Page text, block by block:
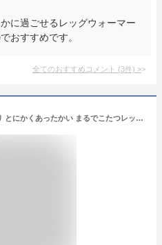
に過ごせるレッグウォーマー
おすすめです。
全てのおすすめコメント (3件) >
【メール便(30)】 靴下サプリ とにかくあったかい まるでこたつレッグウォーマー レディース メンズ 冷え対策 発熱 日本製 ADIEU